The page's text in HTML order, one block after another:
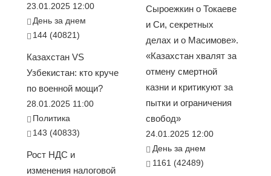
23.01.2025 12:00
День за днем
144 (40821)
Казахстан VS
Узбекистан: кто круче
по военной мощи?
28.01.2025 11:00
Политика
143 (40833)
Рост НДС и
изменения налоговой
Сыроежкин о Токаеве
и Си, секретных
делах и о Масимове».
«Казахстан хвалят за
отмену смертной
казни и критикуют за
пытки и ограничения
свобод»
24.01.2025 12:00
День за днем
1161 (42489)